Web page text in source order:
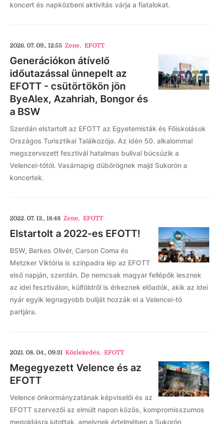
koncert és napközbeni aktivitás várja a fiatalokat.
2026. 07. 09., 12:55 Zene, EFOTT
Generációkon átívelő
időutazással ünnepelt az
EFOTT - csütörtökön jön
ByeAlex, Azahriah, Bongor és
a BSW
Szerdán elstartolt az EFOTT az Egyetemisták és Főiskolások
Országos Turisztikai Találkozója. Az idén 50. alkalommal
megszervezett fesztivál hatalmas bulival búcsúzik a
Velencei-tótól. Vasárnapig dübörögnek majd Sukorón a
koncertek.
2022. 07. 13., 18:48 Zene, EFOTT
Elstartolt a 2022-es EFOTT!
BSW, Berkes Olivér, Carson Coma és
Metzker Viktória is színpadra lép az EFOTT
első napján, szerdán. De nemcsak magyar fellépők lesznek
az idei fesztiválon, külföldről is érkeznek előadók, akik az idei
nyár egyik legnagyobb buliját hozzák el a Velencei-tó
partjára.
2021. 08. 04., 09:31 Közlekedés, EFOTT
Megegyezett Velence és az
EFOTT
Velence önkormányzatának képviselői és az
EFOTT szervezői az elmúlt napon közös, kompromisszumos
megoldásra jutottak, amelynek értelmében a Sukorón